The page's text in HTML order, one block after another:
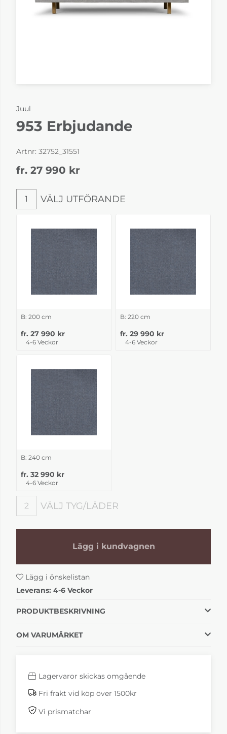
Juul
953 Erbjudande
Artnr: 32752_31551
fr. 27 990 kr
Välj utförande
1 VÄLJ UTFÖRANDE
B: 200 cm
fr. 27 990 kr
4-6 Veckor
B: 220 cm
fr. 29 990 kr
4-6 Veckor
B: 240 cm
fr. 32 990 kr
4-6 Veckor
Välj tyg/läder
2 VÄLJ TYG/LÄDER
Lägg i kundvagnen
Lägg i önskelistan
Leverans: 4-6 Veckor
PRODUKTBESKRIVNING
OM VARUMÄRKET
Lagervaror skickas omgående
Fri frakt vid köp över 1500kr
Vi prismatchar